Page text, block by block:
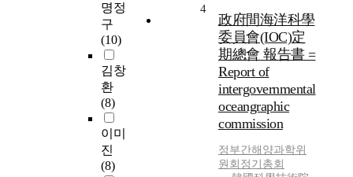
명정
구
(10)
김창
환
(8)
이미
진
(8)
4
政府間海洋科學
委員會(IOC)定
期總會 報告書 =
Report of
intergovernmental
oceangraphic
commission
정부간해양과학위
원회정기총회